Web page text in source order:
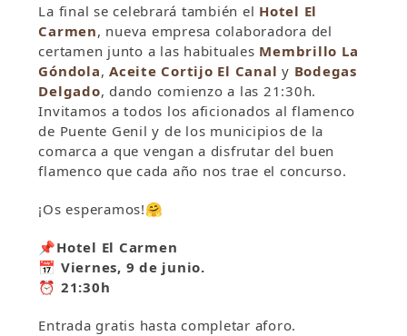
La final se celebrará también el Hotel El
Carmen, nueva empresa colaboradora del
certamen junto a las habituales Membrillo La
Góndola,Aceite Cortijo El Canal y Bodegas
Delgado, dando comienzo a las 21:30h.
Invitamos a todos los aficionados al flamenco
de Puente Genil y de los municipios de la
comarca a que vengan a disfrutar del buen
flamenco que cada año nos trae el concurso.
¡Os esperamos!🤗
📌Hotel El Carmen
📅 Viernes, 9 de junio.
⏰ 21:30h
Entrada gratis hasta completar aforo.